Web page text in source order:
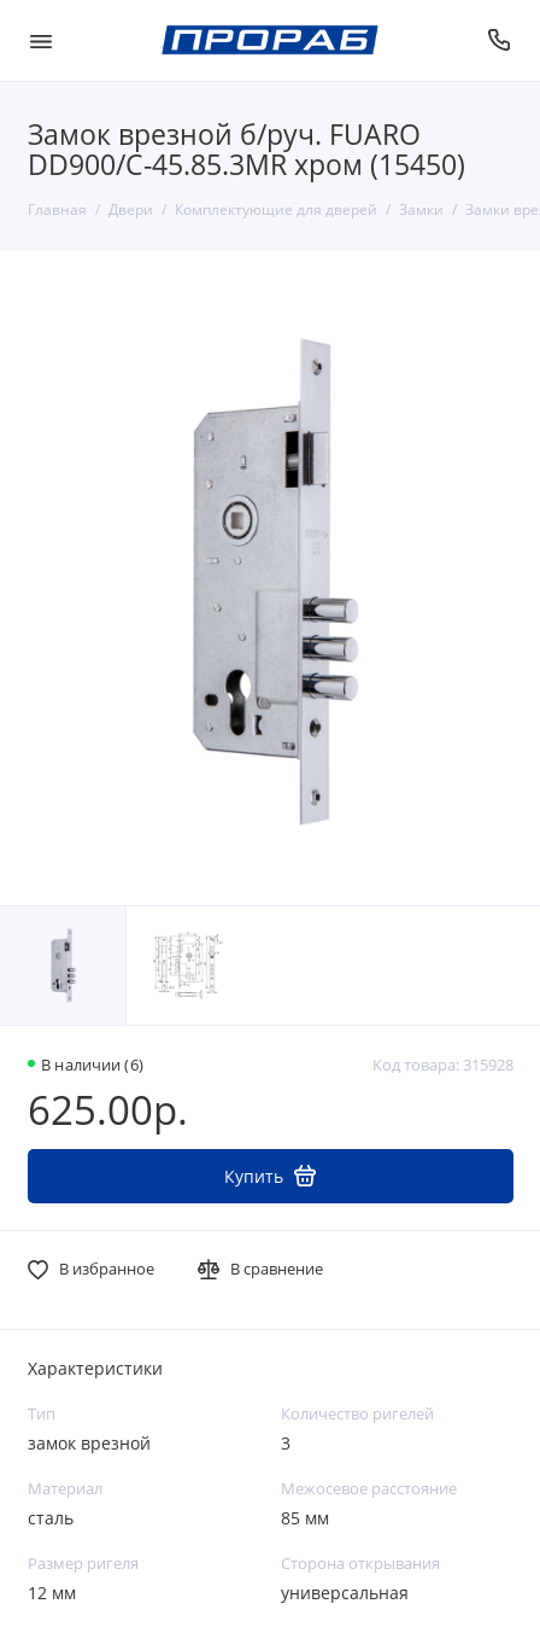
Замок врезной б/руч. FUARO
DD900/C-45.85.3MR хром (15450)
Главная Двери Комплектующие для дверей Замки Замки
В наличии (6) Код товара: 315928
625.00р.
Купить
В избранное В сравнение
Характеристики
Тип
замок врезной
Количество ригелей
3
Материал
сталь
Межосевое расстояние
85 мм
Размер ригеля
12 мм
Сторона открывания
универсальная